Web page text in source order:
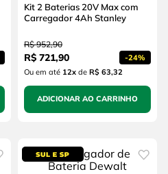
Kit 2 Baterias 20V Max com
Carregador 4Ah Stanley
R$ 952,90
R$ 721,90 -24%
Ou em até 12xde R$ 63,32
ADICIONAR AO CARRINHO